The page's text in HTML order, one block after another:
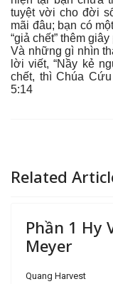
tuyệt vời cho đời
mãi đâu; bạn có
“giả chết” thêm
Và những gì nhìn
lời viết, “Nầy kẻ
chết, thì Chúa
5:14
Related
Phần 1 Hy
Meyer
Quang Harvest